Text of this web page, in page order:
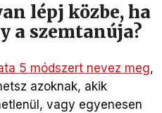
lépj közbe, ha
a szemtanúja?
5 módszert nevez meg,
azoknak, akik
vagy egyenesen